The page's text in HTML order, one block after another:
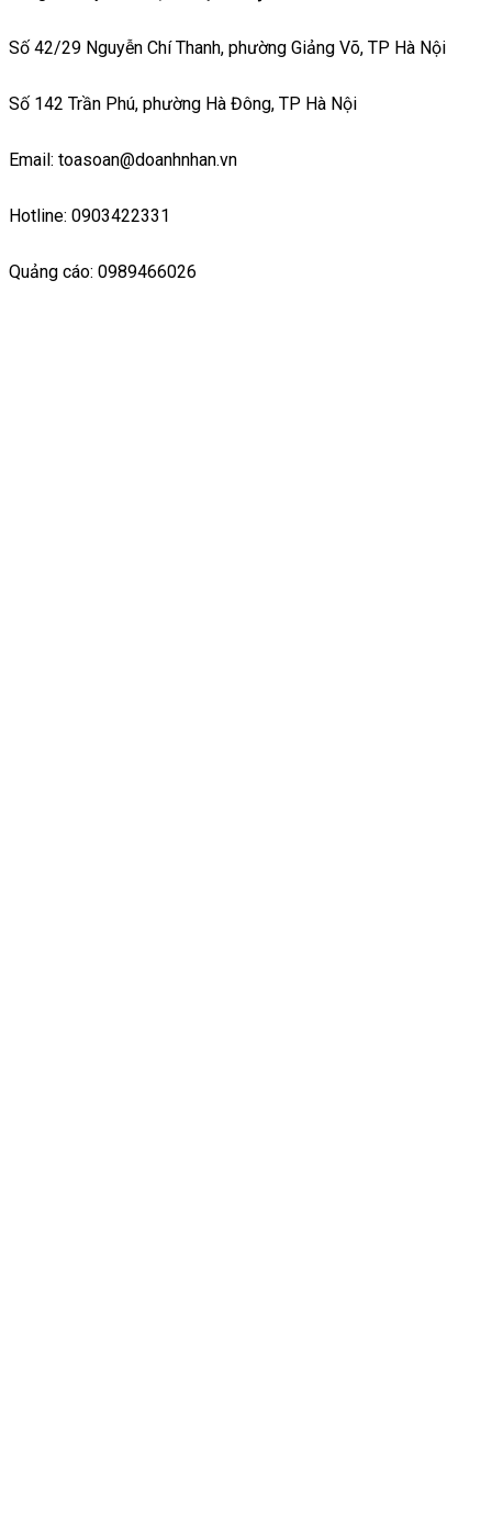
Số 42/29 Nguyễn Chí Thanh, phường Giảng Võ, TP Hà Nội
Số 142 Trần Phú, phường Hà Đông, TP Hà Nội
Email: toasoan@doanhnhan.vn
Hotline: 0903422331
Quảng cáo: 0989466026